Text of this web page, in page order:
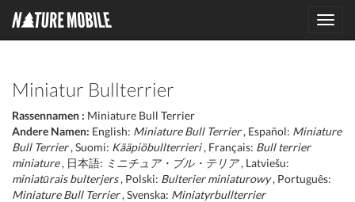
Miniatur Bullterrier
Rassennamen : Miniature Bull Terrier
Andere Namen: English: Miniature Bull Terrier, Español: Miniature
Bull Terrier, Suomi: Kääpiöbullterrieri, Français: Bull terrier
miniature, 日本語: ミニチュア・ブル・テリア, Latviešu:
miniatūrais bulterjers, Polski: Bulterier miniaturowy, Português:
Miniature Bull Terrier, Svenska: Miniatyrbullterrier